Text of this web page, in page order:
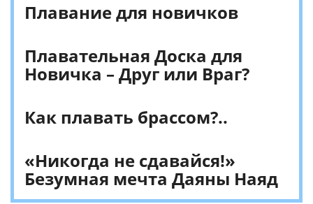
Плавание для новичков
Плавательная Доска для
Новичка – Друг или Враг?
Как плавать брассом?..
«Никогда не сдавайся!»
Безумная мечта Даяны Наяд